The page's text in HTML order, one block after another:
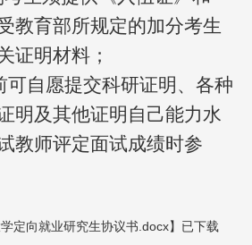
教育部所规定的加分考生
证明材料；
可自愿提交科研证明、各种
明及其他证明自己能力水
教师评定面试成绩时参
定向就业研究生协议书.docx】已下载